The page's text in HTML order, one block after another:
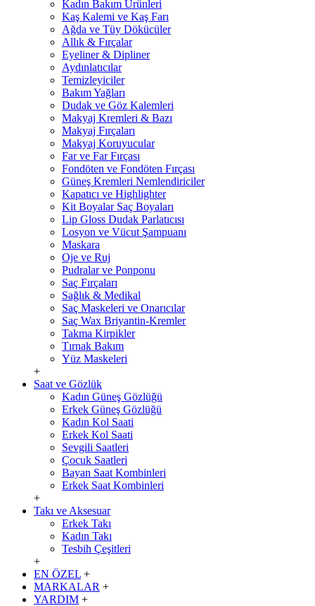
Kadın Bakım Ürünleri
Kaş Kalemi ve Kaş Farı
Ağda ve Tüy Dökücüler
Allık & Fırçalar
Eyeliner & Dipliner
Aydınlatıcılar
Temizleyiciler
Bakım Yağları
Dudak ve Göz Kalemleri
Makyaj Kremleri & Bazı
Makyaj Fırçaları
Makyaj Koruyucular
Far ve Far Fırçası
Fondöten ve Fondöten Fırçası
Güneş Kremleri Nemlendiriciler
Kapatıcı ve Highlighter
Kit Boyalar Saç Boyaları
Lip Gloss Dudak Parlatıcısı
Losyon ve Vücut Şampuanı
Maskara
Oje ve Ruj
Pudralar ve Ponponu
Saç Fırçaları
Sağlık & Medikal
Saç Maskeleri ve Onarıcılar
Saç Wax Briyantin-Kremler
Takma Kirpikler
Tırnak Bakım
Yüz Maskeleri
+
Saat ve Gözlük
Kadın Güneş Gözlüğü
Erkek Güneş Gözlüğü
Kadın Kol Saati
Erkek Kol Saati
Sevgili Saatleri
Çocuk Saatleri
Bayan Saat Kombinleri
Erkek Saat Kombinleri
+
Takı ve Aksesuar
Erkek Takı
Kadın Takı
Tesbih Çeşitleri
+
EN ÖZEL +
MARKALAR +
YARDIM +